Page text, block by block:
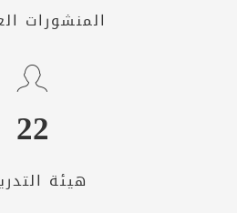
المنشورات
22
هيئة